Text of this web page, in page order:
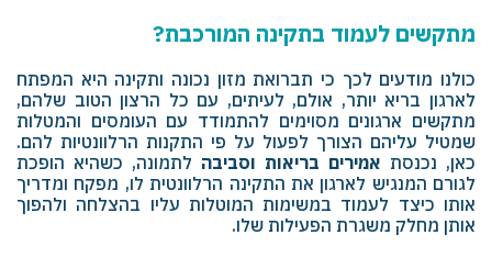
מתקשים לעמוד בתקינה המורכבת?
כולנו מודעים לכך כי תברואת מזון נכונה ותקינה היא המפתח
לארגון בריא יותר, אולם, לעיתים, עם כל הרצון הטוב שלהם,
מתקשים ארגונים מסוימים להתמודד עם העומסים והמטלות
שמטיל עליהם הצורך לפעול על פי התקנות הרלוונטיות להם.
כאן, נכנסת אמירים בריאות וסביבה לתמונה, כשהיא הופכת
לגורם המנגיש לארגון את התקינה הרלוונטית לו, מפקח ומדריך
אותו כיצד לעמוד במשימות המוטלות עליו בהצלחה ולהפוך
אותן מחלק משגרת הפעילות שלו.